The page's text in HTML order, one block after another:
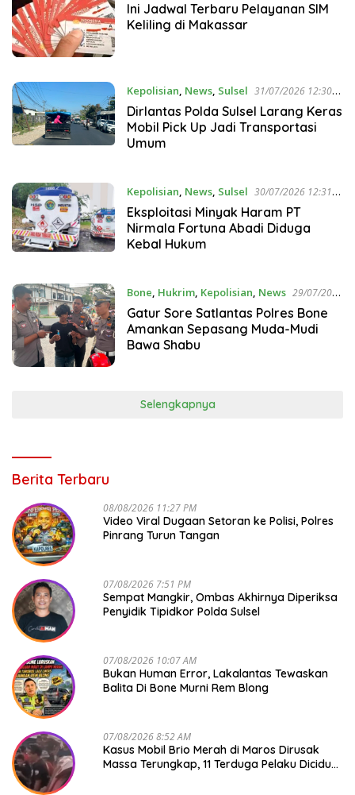
Ini Jadwal Terbaru Pelayanan SIM
Keliling di Makassar
Kepolisian, News, Sulsel 31/07/2026 12:30
PM
Dirlantas Polda Sulsel Larang Keras
Mobil Pick Up Jadi Transportasi
Umum
Kepolisian, News, Sulsel 30/07/2026 12:31
PM
Eksploitasi Minyak Haram PT
Nirmala Fortuna Abadi Diduga
Kebal Hukum
Bone, Hukrim, Kepolisian, News 29/07/2026
10:52 AM
Gatur Sore Satlantas Polres Bone
Amankan Sepasang Muda-Mudi
Bawa Shabu
Selengkapnya
Berita Terbaru
08/08/2026 11:27 PM
Video Viral Dugaan Setoran ke Polisi, Polres
Pinrang Turun Tangan
07/08/2026 7:51 PM
Sempat Mangkir, Ombas Akhirnya Diperiksa
Penyidik Tipidkor Polda Sulsel
07/08/2026 10:07 AM
Bukan Human Error, Lakalantas Tewaskan
Balita Di Bone Murni Rem Blong
07/08/2026 8:52 AM
Kasus Mobil Brio Merah di Maros Dirusak
Massa Terungkap, 11 Terduga Pelaku Diciduk